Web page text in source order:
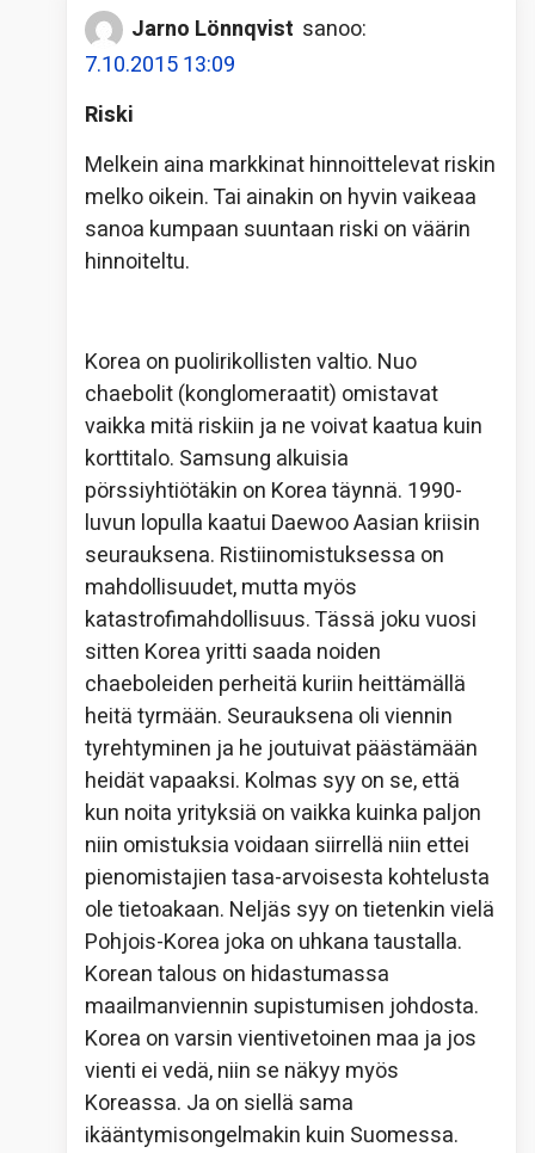
Jarno Lönnqvist sanoo:
7.10.2015 13:09
Riski
Melkein aina markkinat hinnoittelevat riskin
melko oikein. Tai ainakin on hyvin vaikeaa
sanoa kumpaan suuntaan riski on väärin
hinnoiteltu.
Korea on puolirikollisten valtio. Nuo
chaebolit (konglomeraatit) omistavat
vaikka mitä riskiin ja ne voivat kaatua kuin
korttitalo. Samsung alkuisia
pörssiyhtiötäkin on Korea täynnä. 1990-
luvun lopulla kaatui Daewoo Aasian kriisin
seurauksena. Ristiinomistuksessa on
mahdollisuudet, mutta myös
katastrofimahdollisuus. Tässä joku vuosi
sitten Korea yritti saada noiden
chaeboleiden perheitä kuriin heittämällä
heitä tyrmään. Seurauksena oli viennin
tyrehtyminen ja he joutuivat päästämään
heidät vapaaksi. Kolmas syy on se, että
kun noita yrityksiä on vaikka kuinka paljon
niin omistuksia voidaan siirrellä niin ettei
pienomistajien tasa-arvoisesta kohtelusta
ole tietoakaan. Neljäs syy on tietenkin vielä
Pohjois-Korea joka on uhkana taustalla.
Korean talous on hidastumassa
maailmanviennin supistumisen johdosta.
Korea on varsin vientivetoinen maa ja jos
vienti ei vedä, niin se näkyy myös
Koreassa. Ja on siellä sama
ikääntymisongelmakin kuin Suomessa.